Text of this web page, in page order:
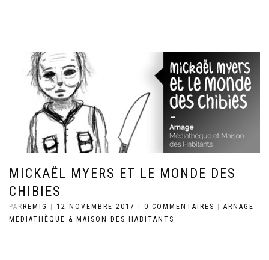
MICKAËL MYERS ET LE MONDE DES
CHIBIES
PARREMIG | 12 NOVEMBRE 2017 | 0 COMMENTAIRES | ARNAGE -
MEDIATHÈQUE & MAISON DES HABITANTS